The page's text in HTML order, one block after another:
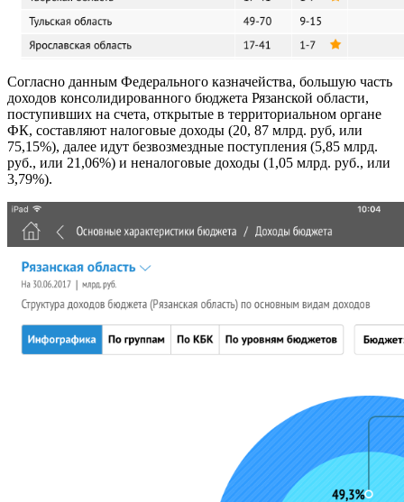
Согласно данным Федерального казначейства, большую часть
доходов консолидированного бюджета Рязанской области,
поступивших на счета, открытые в территориальном органе
ФК, составляют налоговые доходы (20, 87 млрд. руб, или
75,15%), далее идут безвозмездные поступления (5,85 млрд.
руб., или 21,06%) и неналоговые доходы (1,05 млрд. руб., или
3,79%).